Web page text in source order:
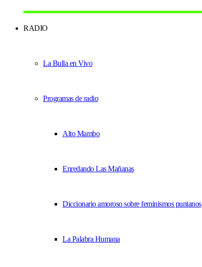
RADIO
La Bulla en Vivo
Programas de radio
Alto Mambo
Enredando Las Mañanas
Diccionario amoroso sobre feminismos puntanos
La Palabra Humana